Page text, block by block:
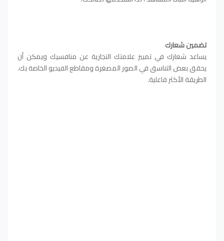
تضمين شعارك
يساعد شعارك في تمييز علامتك التجارية عن منافسيك ويمكن أن
يحقق بعض التناسق في الصور المصغرة ومقاطع الفيديو الخاصة بك.
الطريقة الأكثر فاعلية.